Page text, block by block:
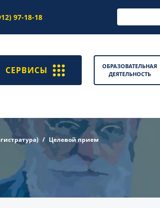
97-18-18
СЕРВИСЫ
ОБРАЗОВАТЕЛЬНАЯ
ДЕЯТЕЛЬНОСТЬ
Целевой прием